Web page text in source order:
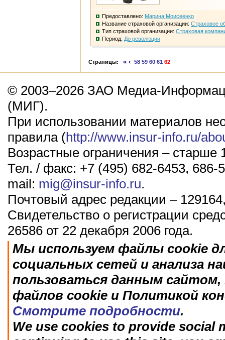
Предоставлено: Марина Моисеенко
Название страховой организации: Страховое
Тип страховой организации: Страховая
Период: До революции
Страницы: 58 59 60 61 62
© 2003–2026 ЗАО Медиа-
(МИГ).
При использовании материалов
правила (http://www.insur-info.ru/
Возрастные ограничения – старше
Тел. / факс: +7 (495) 682-6453, 686-
mail: mig@insur-info.ru.
Почтовый адрес редакции –
Свидетельство о регистрации
26586 от 22 декабря 2006 года.
Мы используем файлы cookie
социальных сетей и анализа
пользоваться данным
файлов cookie и Политикой
Смотрите подробности.
We use cookies to provide social